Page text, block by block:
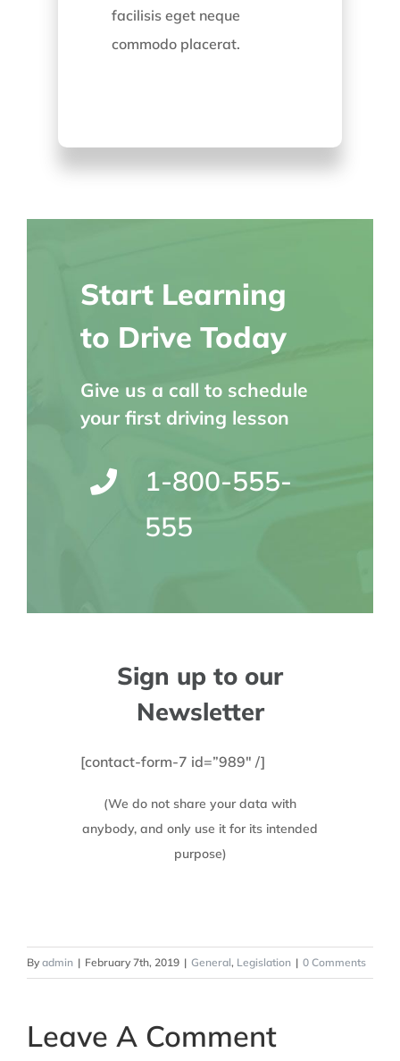
facilisis eget neque
commodo placerat.
Start Learning
to Drive Today
Give us a call to schedule
your first driving lesson
1-800-555-
555
Sign up to our
Newsletter
[contact-form-7 id=”989″ /]
(We do not share your data with
anybody, and only use it for its intended
purpose)
By admin | February 7th, 2019 | General, Legislation | 0 Comments
Leave A Comment